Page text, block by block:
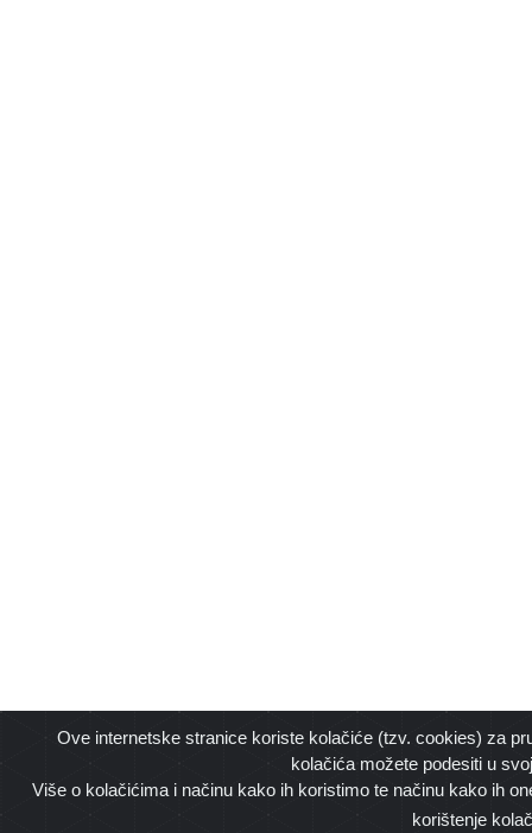
Ove internetske stranice koriste kolačiće (tzv. cookies) za
kolačića možete podesiti u
Više o kolačićima i načinu kako ih koristimo te načinu kako ih
korištenje